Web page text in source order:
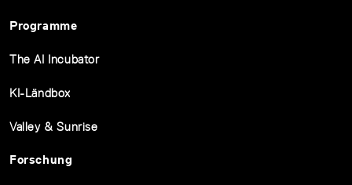
Programme
The AI Incubator
KI-Ländbox
Valley & Sunrise
Forschung